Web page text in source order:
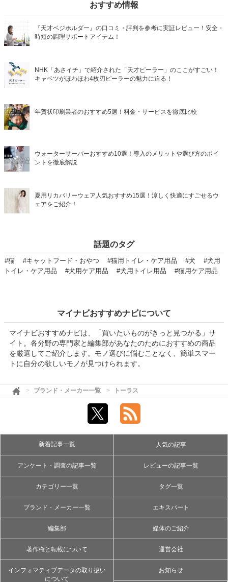
おすすめ情報
『天才ベジホルダー』の口コミ・評判を参考に実証レビュー！安全・
時短の調理サポートアイテム！
NHK「あさイチ」で紹介された「天才ピーラー」のここがすごい！
キャベツがほわほわ4枚刃ピーラーの魅力に迫る！
年賀状印刷業者のおすすめ5選！料金・サービスを徹底比較
ウォーターサーバーおすすめ10選！導入のメリットや選び方のポイ
ントを徹底解説
夏用リカバリーウェア人気おすすめ15選！涼しく快適にすごせるウ
ェアをご紹介！
話題のタグ
#猫 #キャットフード・おやつ #猫用トイレ・ケア用品 #犬
#犬用
トイレ・ケア用品
#犬用ケア用品 #犬用トイレ用品 #猫用ケア用品
マイナビおすすめナビについて
マイナビおすすめナビは、「買いたいものがきっと見つかる」サ
イト。各分野の専門家と編集部があなたのためにおすすめの商品
を厳選してご紹介します。モノ選びに悩むことなく、簡単スマー
トに自分の欲しいモノが見つけられます。
ブランド・メーカー一覧 トーラス
新着記事一覧 人気の記事
アンケート・調査の記事一覧 レビューの記事一覧
カテゴリー一覧 タグ一覧
ブランド・メーカー一覧 エキスパート
編集部 媒体のご紹介
著作権と転載について 運営会社
インフォマティブデータの取り扱い
について
お知らせ